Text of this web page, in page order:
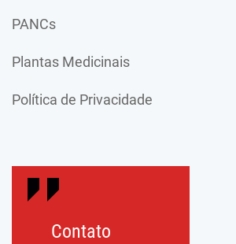
PANCs
Plantas Medicinais
Política de Privacidade
Contato